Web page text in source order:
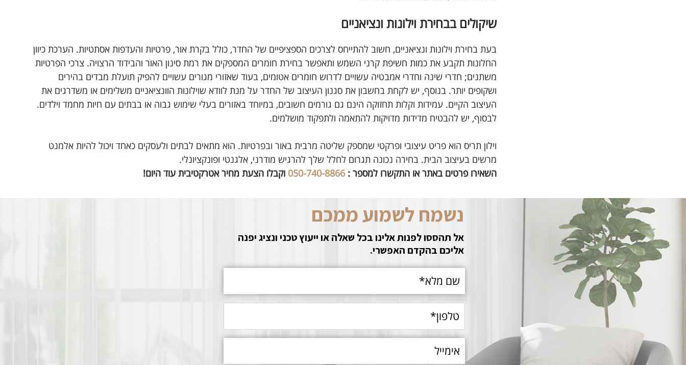
שיקולים בבחירת וילונות ונציאניים
בעת בחירת וילונות ונציאניים, חשוב להתייחס לצרכים הספציפיים של החדר, כולל בקרת אור, פרטיות והעדפות אסתטיות. הערכת כיוון
החלונות תקבע את כמות חשיפת קרני השמש ותאפשר בחירת חומרים המספקים את רמת סינון האור והבידוד הרצויה. צרכי הפרטיות
משתנים; חדרי שינה וחדרי אמבטיה עשויים לדרוש חומרים אטומים, בעוד שאזורי מגורים עשויים להפיק תועלת מבדים בהירים
ושקופים יותר. בנוסף, יש לקחת בחשבון את סגנון העיצוב של החדר על מנת לוודא שוילונות הוונציאניים משלימים או משדרגים את
העיצוב הקיים. עמידות וקלות תחזוקה הינם גם גורמים חשובים, במיוחד באזורים בעלי שימוש גבוה או בבתים עם חיות מחמד וילדים.
לבסוף, יש להבטיח מדידות מדויקות להתאמה ולתפקוד מושלמים.
וילון תריס הוא פריט עיצובי ופרקטי שמספק שליטה מרבית באור ובפרטיות. הוא מתאים לבתים ולעסקים כאחד ויכול להיות אלמנט
מרשים בעיצוב הבית. בחירה נכונה תגרום לחלל שלך להרגיש מודרני, אלגנטי ופונקציונלי.
השאירו פרטים באתר או התקשרו למספר :050-740-8866 וקבלו הצעת מחיר אטרקטיבית עוד היום!
נשמח לשמוע ממכם
אל תהססו לפנות אלינו בכל שאלה או ייעוץ טכני ונציג יפנה
אליכם בהקדם האפשרי.